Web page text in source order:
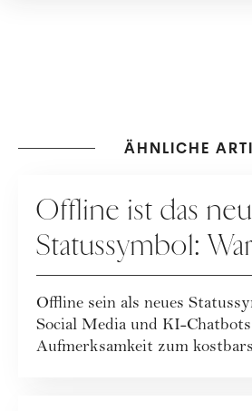
ÄHNLICHE
Offline ist das
Statussymbol:
wieder mehr
posten
Offline sein als neues
Social Media und KI-
Aufmerksamkeit zum